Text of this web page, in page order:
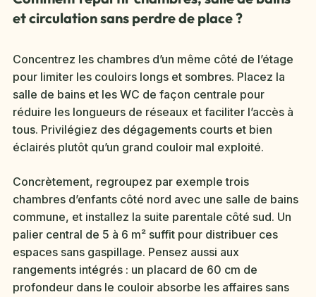
et circulation sans perdre de place ?
Concentrez les chambres d’un même côté de l’étage
pour limiter les couloirs longs et sombres. Placez la
salle de bains et les WC de façon centrale pour
réduire les longueurs de réseaux et faciliter l’accès à
tous. Privilégiez des dégagements courts et bien
éclairés plutôt qu’un grand couloir mal exploité.
Concrètement, regroupez par exemple trois
chambres d’enfants côté nord avec une salle de bains
commune, et installez la suite parentale côté sud. Un
palier central de 5 à 6 m² suffit pour distribuer ces
espaces sans gaspillage. Pensez aussi aux
rangements intégrés : un placard de 60 cm de
profondeur dans le couloir absorbe les affaires sans